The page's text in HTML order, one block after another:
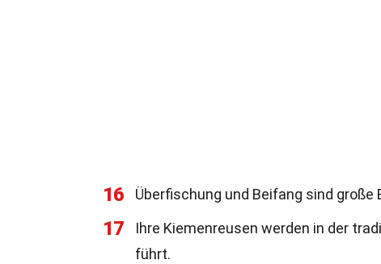
16 Überfischung und Beifang sind
17
Ihre Kiemenreusen werden in der
führt.